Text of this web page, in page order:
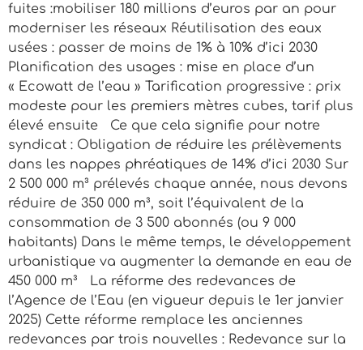
fuites :mobiliser 180 millions d’euros par an pour
moderniser les réseaux Réutilisation des eaux
usées : passer de moins de 1% à 10% d’ici 2030
Planification des usages : mise en place d’un
« Ecowatt de l’eau » Tarification progressive : prix
modeste pour les premiers mètres cubes, tarif plus
élevé ensuite Ce que cela signifie pour notre
syndicat : Obligation de réduire les prélèvements
dans les nappes phréatiques de 14% d’ici 2030 Sur
2 500 000 m³ prélevés chaque année, nous devons
réduire de 350 000 m³, soit l’équivalent de la
consommation de 3 500 abonnés (ou 9 000
habitants) Dans le même temps, le développement
urbanistique va augmenter la demande en eau de
450 000 m³ La réforme des redevances de
l’Agence de l’Eau (en vigueur depuis le 1er janvier
2025) Cette réforme remplace les anciennes
redevances par trois nouvelles : Redevance sur la